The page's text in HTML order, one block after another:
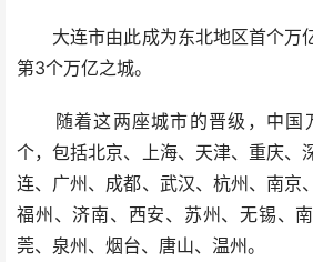
大连市由此成为东北地区首个万
第3个万亿之城。
随着这两座城市的晋级，中国
个，包括北京、上海、天津、重庆、
连、广州、成都、武汉、杭州、南京
福州、济南、西安、苏州、无锡、
莞、泉州、烟台、唐山、温州。